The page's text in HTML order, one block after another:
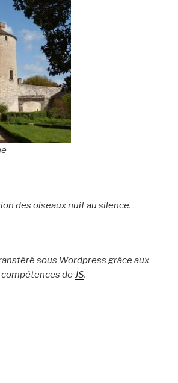
des oiseaux nuit au silence.
sous Wordpress grâce aux
compétences de JS.